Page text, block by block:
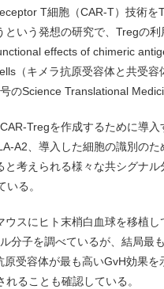
T細胞（CAR-T）技術を
いう発想の研究で、Tregの
effects of chimeric
（キメラ抗原受容体と共受
のScience Translational
Tregを作成するために導
A2、導入した細胞の識別の
と考えられる様々な共シグナ
る。
ウスにヒト末梢白血球を移植
分子を調べているが、結局最
原受容体が最も高いGvH効果
ることも確認している。